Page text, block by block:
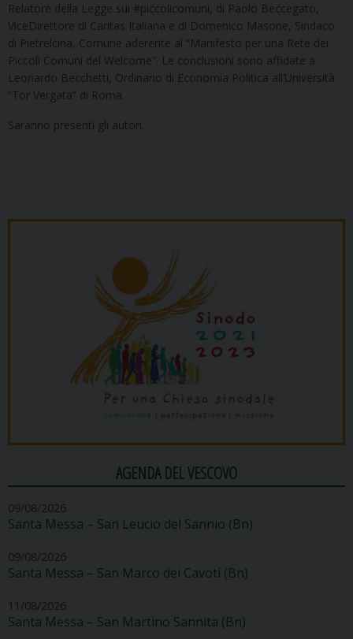
Relatore della Legge sui #piccolicomuni, di Paolo Beccegato,
ViceDirettore di Caritas Italiana e di Domenico Masone, Sindaco
di Pietrelcina, Comune aderente al “Manifesto per una Rete dei
Piccoli Comuni del Welcome”. Le conclusioni sono affidate a
Leonardo Becchetti, Ordinario di Economia Politica all’Università
“Tor Vergata” di Roma.
Saranno presenti gli autori.
AGENDA DEL VESCOVO
09/08/2026
Santa Messa – San Leucio del Sannio (Bn)
09/08/2026
Santa Messa – San Marco dei Cavoti (Bn)
11/08/2026
Santa Messa – San Martino Sannita (Bn)